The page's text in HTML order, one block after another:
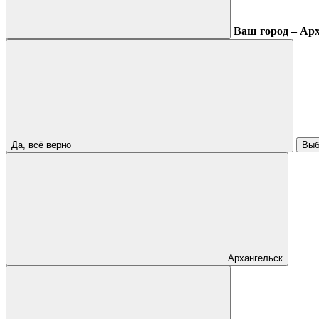
Ваш город –
Да, всё верно
Архангельск